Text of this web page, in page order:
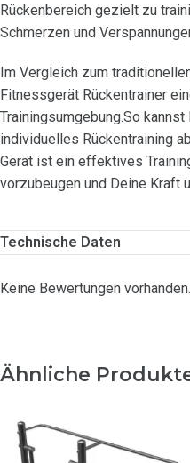
Rückenbereich gezielt zu
Schmerzen und
Im Vergleich zum
Fitnessgerät Rückentrainer
Trainingsumgebung.So
individuelles Rückentraining
Gerät ist ein effektives
vorzubeugen und Deine Kraft
Technische Daten
Keine Bewertungen vorhanden.
Ähnliche